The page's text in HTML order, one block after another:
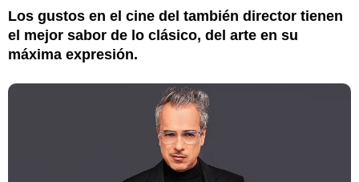
Los gustos en el cine del también director tienen
el mejor sabor de lo clásico, del arte en su
máxima expresión.